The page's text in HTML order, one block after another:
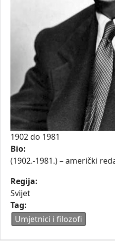
1902do 1981
Bio:
(1902.-1981.) – američki
Regija:
Svijet
Tag:
Umjetnici i filozofi